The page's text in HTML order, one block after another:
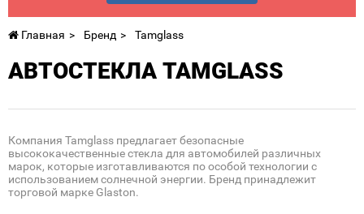
Главная Бренд Tamglass
АВТОСТЕКЛА TAMGLASS
Компания Tamglass предлагает безопасные
высококачественные стекла для автомобилей различных
марок, которые изготавливаются по особой технологии с
использованием солнечной энергии. Бренд принадлежит
торговой марке Glaston.